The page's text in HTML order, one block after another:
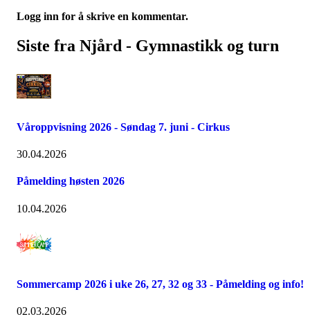
Logg inn for å skrive en kommentar.
Siste fra Njård - Gymnastikk og turn
Våroppvisning 2026 - Søndag 7. juni - Cirkus
30.04.2026
Påmelding høsten 2026
10.04.2026
Sommercamp 2026 i uke 26, 27, 32 og 33 - Påmelding og info!
02.03.2026